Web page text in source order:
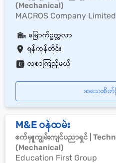
(Mechanical)
MACROS Company Limited
ရန်ကုန်တိုင်း
မြောက်ဥက္ကလာ
လစာကြည့်မယ်
အသေးစိတ်
M&E ဝန်ထမ်း
စက်မှူကျွမ်းကျင်ပညာရှင် |
(Mechanical)
Education First Group